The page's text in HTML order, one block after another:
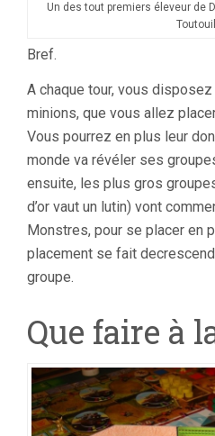
Un des tout premiers éleveur de
Bref.
A chaque tour, vous disposez
minions, que vous allez
Vous pourrez en plus leur
monde va révéler ses
ensuite, les plus gros
d’or vaut un lutin) vont
Monstres, pour se placer en
placement se fait
groupe.
Que faire à